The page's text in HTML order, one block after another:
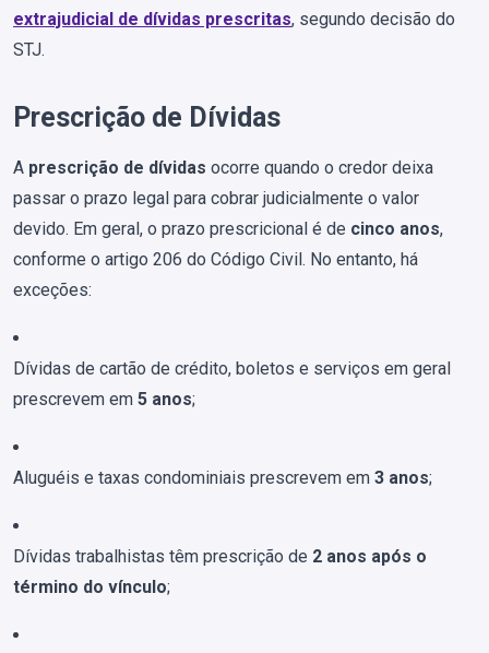
extrajudicial de dívidas prescritas, segundo decisão do
STJ.
Prescrição de Dívidas
A prescrição de dívidas ocorre quando o credor deixa
passar o prazo legal para cobrar judicialmente o valor
devido. Em geral, o prazo prescricional é de cinco anos,
conforme o artigo 206 do Código Civil. No entanto, há
exceções:
Dívidas de cartão de crédito, boletos e serviços em geral
prescrevem em 5 anos;
Aluguéis e taxas condominiais prescrevem em 3 anos;
Dívidas trabalhistas têm prescrição de 2 anos após o
término do vínculo;